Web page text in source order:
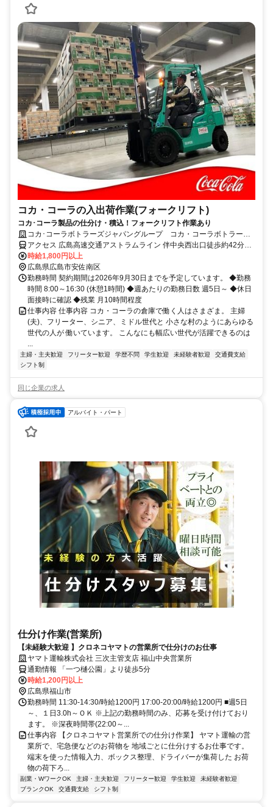
コカ・コーラの入出荷作業(フォークリフト)
コカ･コーラ製品の仕分け・積込！フォークリフト作業あり
コカ･コーラボトラーズジャパングループ コカ・コーラボトラーズ
ジャパン株式会社【85499】
アクセス 広島高速交通アストラムライン 伴中央西出口徒歩約42分、
広島高速交通アストラムライン 大原（広島県）西出口徒歩約48分、
広島高速交通アストラムライン 伴北出口(西)徒歩約58分
時給1,800円以上
広島県広島市安佐南区
勤務時間 契約期間は2026年9月30日までを予定しています。 ◆勤務
時間 8:00～16:30 (休憩1時間) ◆週あたりの勤務日数 週5日～ ◆休日
面接時に確認 ◆残業 月10時間程度
仕事内容 仕事内容 コカ・コーラの倉庫で働く人はさまざま。 主婦
(夫)、フリーター、シニア、ミドル世代と 小さな村のようにあらゆる
世代の人が 働いています。 こんなにも幅広い世代が活躍できるのは
...
主婦・主夫歓迎 フリーター歓迎 学歴不問 学生歓迎 未経験者歓迎
交通費支給
シフト制
同じ企業の求人
アルバイト・パート
仕分け作業(営業所)
【未経験大歓迎 】クロネコヤマトの営業所で仕分けのお仕事
ヤマト運輸株式会社 三次主管支店 福山中央営業所
通勤情報 「一つ樋公園」より徒歩5分
時給1,200円以上
広島県福山市
勤務時間 11:30-14:30/時給1200円 17:00-20:00/時給1200円 ■週5日
～、１日3.0h～ＯＫ ※上記の勤務時間のみ、応募を受け付けており
ます。 ※深夜時間帯(22:00～...
仕事内容 【クロネコヤマト営業所での仕分け作業】 ヤマト運輸の営
業所で、宅急便などのお荷物を 地域ごとに仕分けするお仕事です。
端末を使った情報入力、ボックス整理、ドライバーが集荷した お荷
物の荷下ろ...
副業・WワークOK 主婦・主夫歓迎 フリーター歓迎 学生歓迎
未経験者歓迎
ブランクOK
交通費支給 シフト制